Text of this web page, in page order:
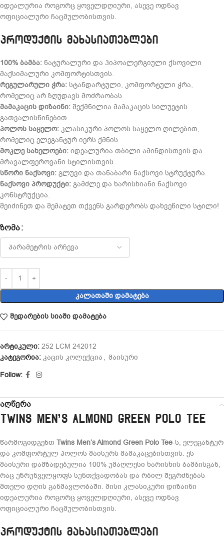
იდეალურია როგორც ყოველდღიური, ასევე ოდნავ
ოფიციალური ჩაცმულობისთვის.
პროდუქტის მახასიათებლები
100% ბამბა: ნატურალური და ჰიპოალერგიული ქსოვილი
მაქსიმალური კომფორტისთვის.
რეგულარული ჭრა: სტანდარტული, კომფორტული ჭრა,
რომელიც არ ზღუდავს მოძრაობას.
მამაკაცის დიზაინი: შექმნილია მამაკაცის სილუეტის
გათვალისწინებით.
პოლოს საყელო: კლასიკური პოლოს საყელო ღილებით,
რომელიც ელეგანტურ იერს ქმნის.
მოკლე სახელოები: იდეალურია თბილი ამინდისთვის და
მრავალფეროვანი სტილისთვის.
სწორი ნაქსოვი: გლუვი და თანაბარი ნაქსოვი სტრუქტურა.
ნაქსოვი პროდუქტი: გამძლე და ხარისხიანი ნაქსოვი
კონსტრუქცია.
შეიძინეთ და შემატეთ თქვენს გარდერობს დახვეწილი სტილი!
ᲖᲝᲛᲐ
ᲙᲐᲚᲐᲗᲐᲨᲘ ᲓᲐᲛᲐᲢᲔᲑᲐ
შედარების სიაში დამატება
არტიკული: 252 LCM 242012
კატეგორია: კაცის კოლექცია , მაისური
Follow:
აღწერა
Twins Men’s Almond Green Polo Tee
წარმოგიდგენთ Twins Men’s Almond Green Polo Tee-ს, ელეგანტურ
და კომფორტულ პოლოს მაისურს მამაკაცებისთვის. ეს
მაისური დამზადებულია 100% უმაღლესი ხარისხის ბამბისგან,
რაც უზრუნველყოფს სუნთქვადობას და რბილ შეგრძნებას
მთელი დღის განმავლობაში. მისი კლასიკური დიზაინი
იდეალურია როგორც ყოველდღიური, ასევე ოდნავ
ოფიციალური ჩაცმულობისთვის.
პროდუქტის მახასიათებლები